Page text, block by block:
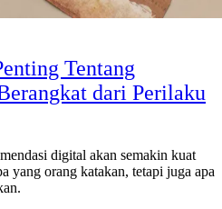
Tentang
dari Perilaku
digital akan semakin kuat
yang orang katakan, tetapi juga apa